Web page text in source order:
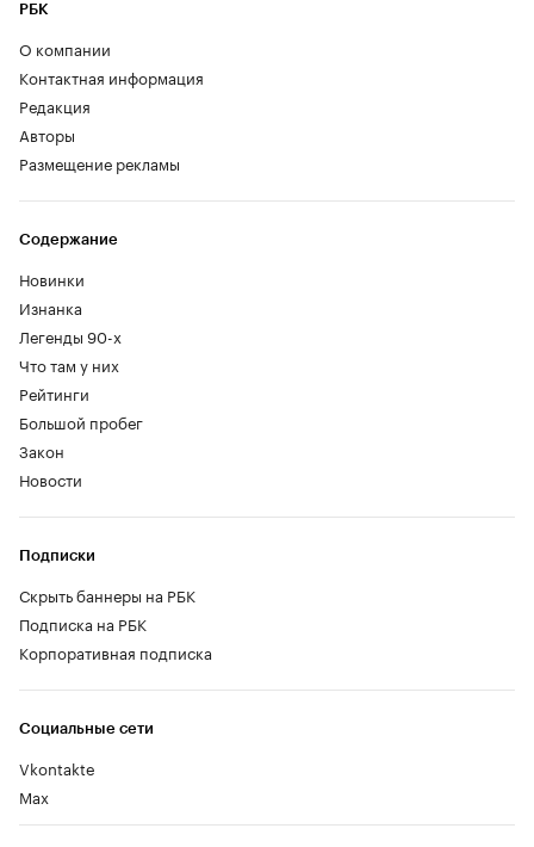
РБК
О компании
Контактная информация
Редакция
Авторы
Размещение рекламы
Содержание
Новинки
Изнанка
Легенды 90-х
Что там у них
Рейтинги
Большой пробег
Закон
Новости
Социальные сети
Vkontakte
Max
Подписки
Скрыть баннеры на РБК
Подписка на РБК
Корпоративная подписка